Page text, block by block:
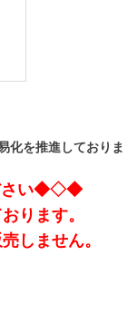
化を推進しておりま
さい◆◇◆
ります。
しません。